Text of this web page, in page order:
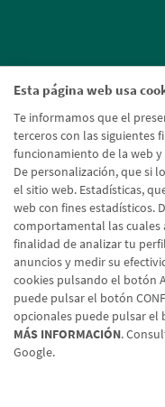
Esta página web usa
Te informamos que el
terceros con las siguientes
funcionamiento de la web
De personalización, que si
el sitio web. Estadísticas,
web con fines estadísticos.
comportamental las cuales
finalidad de analizar tu
anuncios y medir su
cookies pulsando el botón
puede pulsar el botón
opcionales puede pulsar el
MÁS INFORMACIÓN.
Google.
Aviso legal